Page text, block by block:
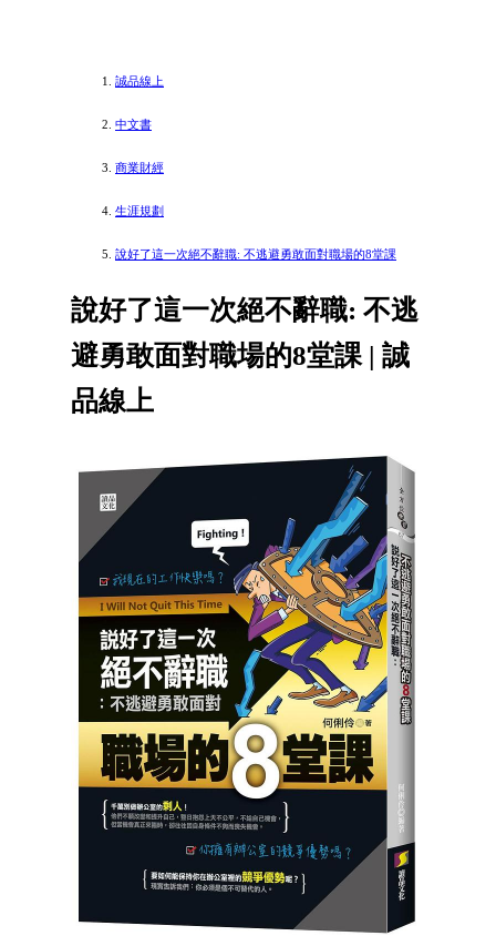
誠品線上
中文書
商業財經
生涯規劃
說好了這一次絕不辭職: 不逃避勇敢面對職場的8堂課
說好了這一次絕不辭職: 不逃
避勇敢面對職場的8堂課 | 誠
品線上